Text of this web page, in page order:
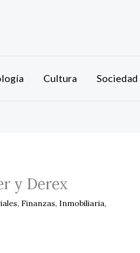
Cultura Sociedad
y Derex
, Finanzas, Inmobiliaria,